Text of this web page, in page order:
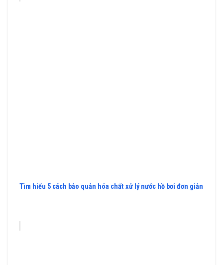
Tìm hiểu 5 cách bảo quản hóa chất xử lý nước hồ bơi đơn giản